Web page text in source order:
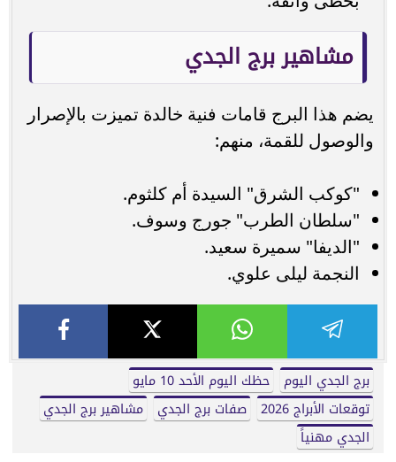
مشاهير برج الجدي
يضم هذا البرج قامات فنية خالدة تميزت بالإصرار
والوصول للقمة، منهم:
"كوكب الشرق" السيدة أم كلثوم.
"سلطان الطرب" جورج وسوف.
"الديفا" سميرة سعيد.
النجمة ليلى علوي.
برج الجدي اليوم
حظك اليوم الأحد 10 مايو
توقعات الأبراج 2026
صفات برج الجدي
مشاهير برج الجدي
الجدي مهنياً